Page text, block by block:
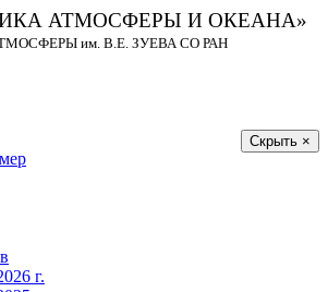
АТМОСФЕРЫ И ОКЕАНА»
им. В.Е. ЗУЕВА СО РАН
Скрыть ×
г.